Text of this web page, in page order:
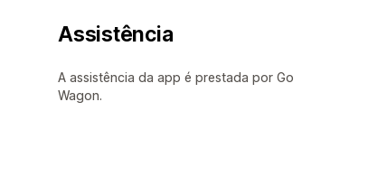
Assistência
A assistência da app é prestada por Go
Wagon.